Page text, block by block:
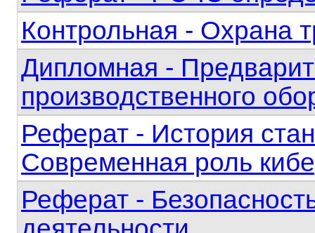
Контрольная - Охрана
Дипломная -
производственного
Реферат - История
Современная роль
Реферат -